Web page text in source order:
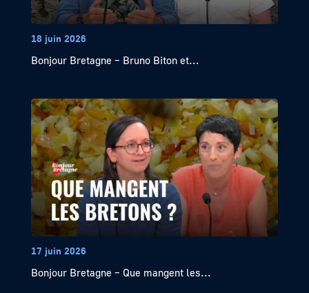
18 juin 2026
Bonjour Bretagne – Bruno Biton et...
17 juin 2026
Bonjour Bretagne – Que mangent les...